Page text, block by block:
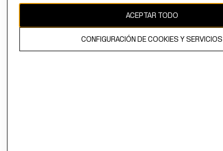
El contenido de esta página web está protegido por copyright y es
propiedad de H&M Hennes & Mauritz AB.
ACEPTAR TODO
CONFIGURACIÓN DE COOKIES Y SERVICIOS